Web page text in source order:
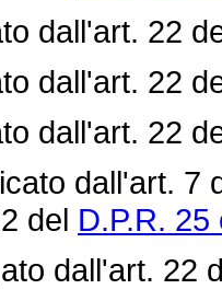
dall'art. 22
dall'art. 22
dall'art. 22
dall'art. 7
del D.P.R.
dall'art. 22